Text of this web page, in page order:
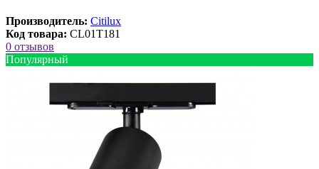
Производитель: Citilux
Код товара: CL01T181
0 отзывов
Популярный